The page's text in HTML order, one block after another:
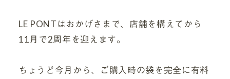
LE PONTはおかげさまで、店舗を構えてから
11月で2周年を迎えます。
ちょうど今月から、ご購入時の袋を完全に有料